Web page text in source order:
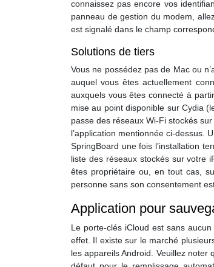
connaissez pas encore vos
panneau de gestion du modem,
est signalé dans le champ
Solutions de tiers
Vous ne possédez pas de Mac ou
auquel vous êtes actuellement
auxquels vous êtes connecté à
mise au point disponible sur Cydia
passe des réseaux Wi-Fi stockés
l’application mentionnée ci-dessus.
SpringBoard une fois l’installation
liste des réseaux stockés sur votre
êtes propriétaire ou, en tout cas,
personne sans son consentement
Application pour
Le porte-clés iCloud est sans
effet. Il existe sur le marché
les appareils Android. Veuillez noter